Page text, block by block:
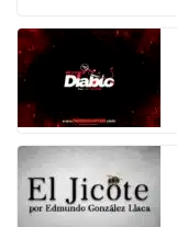
k
c
e
b
o
o
k
itt
er